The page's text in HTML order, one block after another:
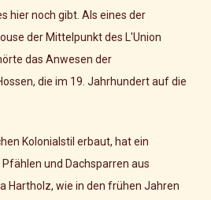
hier noch gibt. Als eines der
der Mittelpunkt des L'Union
das Anwesen der
die im 19. Jahrhundert auf die
Kolonialstil erbaut, hat ein
und Dachsparren aus
Hartholz, wie in den frühen Jahren